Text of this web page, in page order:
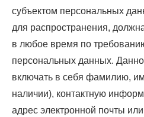
субъектом персональных
для распространения,
в любое время по
персональных данных.
включать в себя фамилию,
наличии), контактную
адрес электронной почты